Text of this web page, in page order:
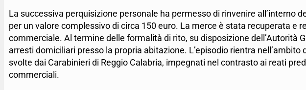
La successiva perquisizione personale ha permesso di rinvenire all’interno
per un valore complessivo di circa 150 euro. La merce è stata recuperata e
commerciale. Al termine delle formalità di rito, su disposizione dell’Autorità
arresti domiciliari presso la propria abitazione. L’episodio rientra
svolte dai Carabinieri di Reggio Calabria, impegnati nel contrasto ai reati
commerciali.